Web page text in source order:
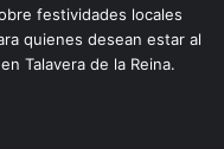
festividades locales
quienes desean estar al
Talavera de la Reina.